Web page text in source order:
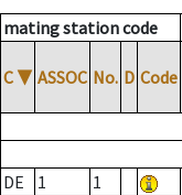
mating station code
C ▼ ASSOC No. D Code
DE 1 1